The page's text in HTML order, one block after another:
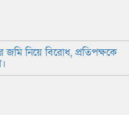
জমি নিয়ে বিরোধ, প্রতিপক্ষকে